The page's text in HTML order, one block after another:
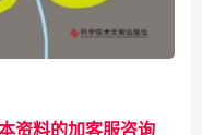
资料的加客服咨询